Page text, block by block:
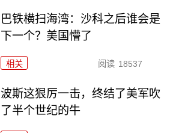
巴铁横扫海湾：沙科之后谁会是
下一个？美国懵了
相关 阅读 18537
波斯这狠厉一击，终结了美军吹
了半个世纪的牛